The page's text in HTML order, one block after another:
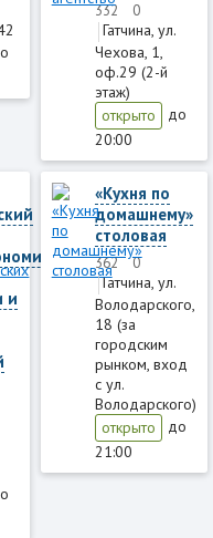
332 0
Гатчина, ул.
Чехова, 1,
оф.29 (2-й
этаж)
открыто
до
20:00
и
«Кухня по
домашнему»
столовая
362 0
Гатчина, ул.
Володарского,
18 (за
городским
рынком, вход
с ул.
Володарского)
открыто
до
21:00